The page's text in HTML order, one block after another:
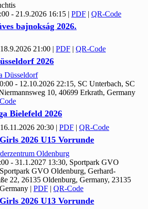
- 21.9.2026 16:15 | PDF | QR-Code
bajnokság 2026.
21:00 | PDF | QR-Code
2026
Düsseldorf
- 12.10.2026 22:15, SC Unterbach, SC
10, 40699 Erkrath, Germany
Bielefeld 2026
20:30 | PDF | QR-Code
2026 U15 Vorrunde
Oldenburg
- 31.1.2027 13:30, Sportpark GVO
GVO Oldenburg, Gerhard-
22, 26135 Oldenburg, Germany, 23135
| PDF | QR-Code
2026 U13 Vorrunde